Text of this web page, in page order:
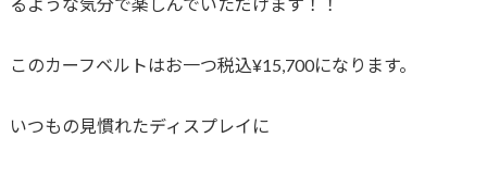
るような気分で楽しんでいただけます！！
このカーフベルトはお一つ税込¥15,700になります。
いつもの見慣れたディスプレイに